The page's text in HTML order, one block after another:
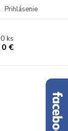
Prihlásenie
0ks
0 €